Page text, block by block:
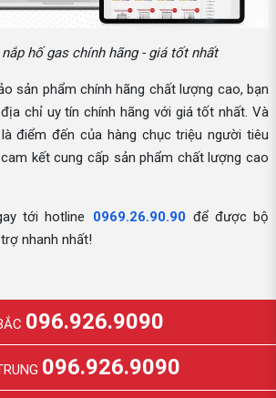
hố gas chính hãng - giá tốt nhất
sản phẩm chính hãng chất lượng cao, bạn
chỉ uy tín chính hãng với giá tốt nhất. Và
điểm đến của hàng chục triệu người tiêu
kết cung cấp sản phẩm chất lượng cao
tới hotline 0969.26.90.90 để được bộ
nhanh nhất!
096.926.9090
096.926.9090